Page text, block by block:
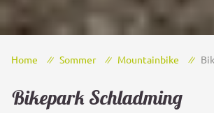
Home Sommer Mountainbike
Bikepark Schladming